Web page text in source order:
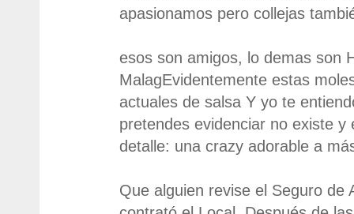
apasionamos pero collejas
esos son amigos, lo demas son
MalagEvidentemente estas
actuales de salsa Y yo te
pretendes evidenciar no existe y
detalle: una crazy adorable a
Que alguien revise el Seguro de